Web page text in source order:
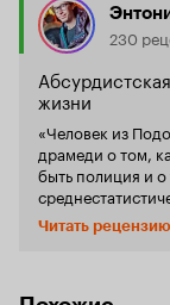
230
жизни
«Человек из
драмеди о том,
быть полиция и
Мытищ, Химок
нашей
Читать рецензию